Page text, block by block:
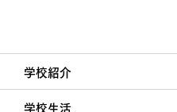
学校紹介
理事長/学園長メッセージ
安心して任せられる学校
沿革
施設・設備
大学合格実績
学校生活